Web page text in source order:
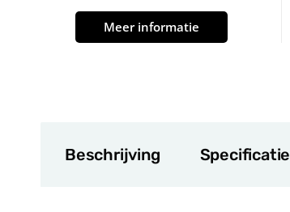
Meer informatie
Beschrijving Specificatie